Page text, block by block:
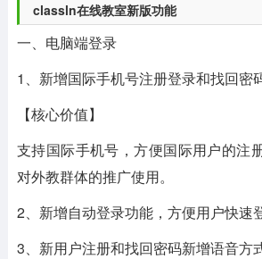
classln在线教室新版功能
一、电脑端登录
1、新增国际手机号注册登录和找回密
【核心价值】
支持国际手机号，方便国际用户的注
对外教群体的推广使用。
2、新增自动登录功能，方便用户快速
3、新用户注册和找回密码新增语音方